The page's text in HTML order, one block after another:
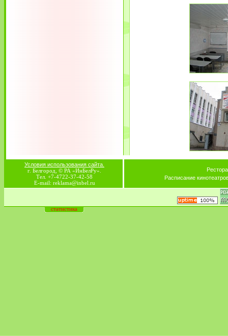
Условия использования сайта.
г. Белгород, © РА «ИнБелРу».
Тел. +7-4722-37-42-58
E-mail: reklama@inbel.ru
Расписание
статистика